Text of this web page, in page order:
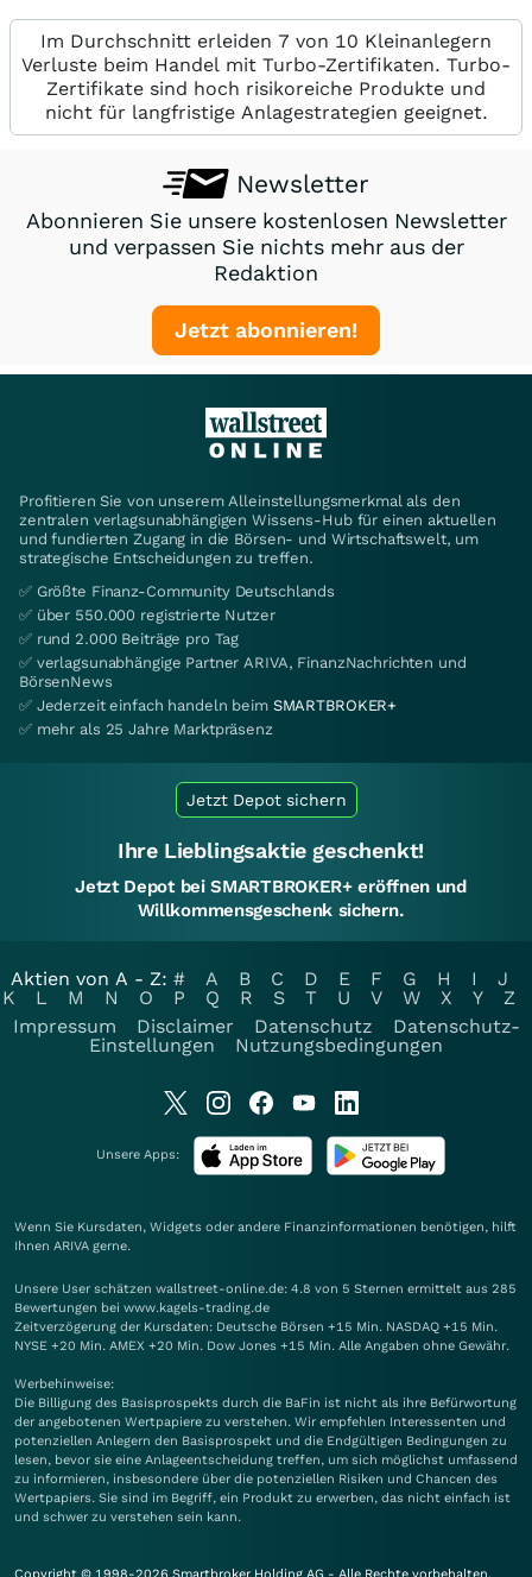
Im Durchschnitt erleiden 7 von 10 Kleinanlegern
Verluste beim Handel mit Turbo-Zertifikaten. Turbo-
Zertifikate sind hoch risikoreiche Produkte und
nicht für langfristige Anlagestrategien geeignet.
Newsletter
Abonnieren Sie unsere kostenlosen Newsletter
und verpassen Sie nichts mehr aus der
Redaktion
Jetzt abonnieren!
Profitieren Sie von unserem Alleinstellungsmerkmal als den
zentralen verlagsunabhängigen Wissens-Hub für einen aktuellen
und fundierten Zugang in die Börsen- und Wirtschaftswelt, um
strategische Entscheidungen zu treffen.
✅ Größte Finanz-Community Deutschlands
✅ über 550.000 registrierte Nutzer
✅ rund 2.000 Beiträge pro Tag
✅ verlagsunabhängige Partner ARIVA, FinanzNachrichten und
BörsenNews
✅ Jederzeit einfach handeln beim SMARTBROKER+
✅ mehr als 25 Jahre Marktpräsenz
Jetzt Depot sichern
Ihre Lieblingsaktie geschenkt!
Jetzt Depot bei SMARTBROKER+ eröffnen und
Willkommensgeschenk sichern.
Aktien von A - Z: # A B C D E F G H I
J
K
L M N O P Q R S T U V W X Y
Z
Impressum
Disclaimer Datenschutz
Datenschutz-
Einstellungen
Nutzungsbedingungen
Unsere Apps:
Wenn Sie Kursdaten, Widgets oder andere Finanzinformationen benötigen, hilft
Ihnen ARIVA gerne.
Unsere User schätzen wallstreet-online.de: 4.8 von 5 Sternen ermittelt aus 285
Bewertungen bei www.kagels-trading.de
Zeitverzögerung der Kursdaten: Deutsche Börsen +15 Min. NASDAQ +15 Min.
NYSE +20 Min. AMEX +20 Min. Dow Jones +15 Min. Alle Angaben ohne Gewähr.
Werbehinweise:
Die Billigung des Basisprospekts durch die BaFin ist nicht als ihre Befürwortung
der angebotenen Wertpapiere zu verstehen. Wir empfehlen Interessenten und
potenziellen Anlegern den Basisprospekt und die Endgültigen Bedingungen zu
lesen, bevor sie eine Anlageentscheidung treffen, um sich möglichst umfassend
zu informieren, insbesondere über die potenziellen Risiken und Chancen des
Wertpapiers. Sie sind im Begriff, ein Produkt zu erwerben, das nicht einfach ist
und schwer zu verstehen sein kann.